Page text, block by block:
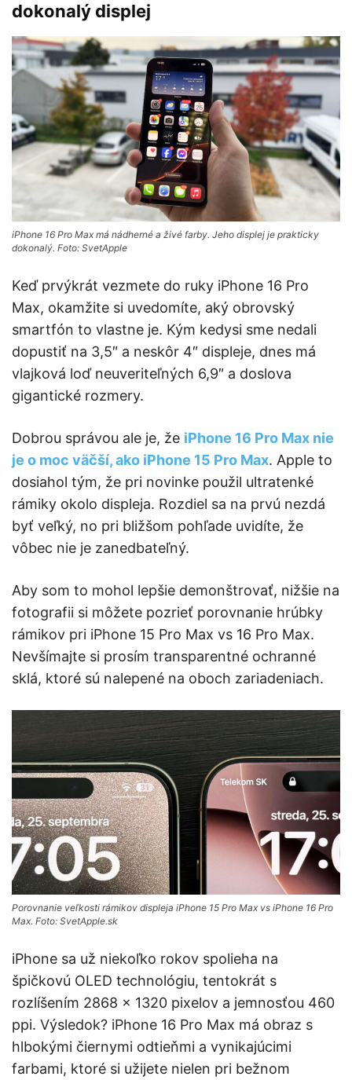
dokonalý displej
iPhone 16 Pro Max má nádherné a živé farby. Jeho displej je prakticky
dokonalý. Foto: SvetApple
Keď prvýkrát vezmete do ruky iPhone 16 Pro
Max, okamžite si uvedomíte, aký obrovský
smartfón to vlastne je. Kým kedysi sme nedali
dopustiť na 3,5″ a neskôr 4″ displeje, dnes má
vlajková loď neuveriteľných 6,9″ a doslova
gigantické rozmery.
Dobrou správou ale je, že iPhone 16 Pro Max nie
je o moc väčší, ako iPhone 15 Pro Max. Apple to
dosiahol tým, že pri novinke použil ultratenké
rámiky okolo displeja. Rozdiel sa na prvú nezdá
byť veľký, no pri bližšom pohľade uvidíte, že
vôbec nie je zanedbateľný.
Aby som to mohol lepšie demonštrovať, nižšie na
fotografii si môžete pozrieť porovnanie hrúbky
rámikov pri iPhone 15 Pro Max vs 16 Pro Max.
Nevšímajte si prosím transparentné ochranné
sklá, ktoré sú nalepené na oboch zariadeniach.
Porovnanie veľkosti rámikov displeja iPhone 15 Pro Max vs iPhone 16 Pro
Max. Foto: SvetApple.sk
iPhone sa už niekoľko rokov spolieha na
špičkovú OLED technológiu, tentokrát s
rozlíšením 2868 x 1320 pixelov a jemnosťou 460
ppi. Výsledok? iPhone 16 Pro Max má obraz s
hlbokými čiernymi odtieňmi a vynikajúcimi
farbami, ktoré si užijete nielen pri bežnom